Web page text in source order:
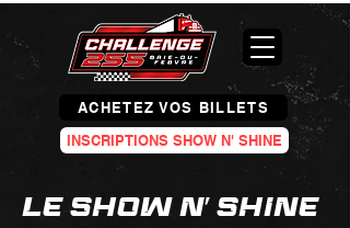
ACHETEZ VOS BILLETS
INSCRIPTIONS SHOW N' SHINE
LE SHOW N' SHINE